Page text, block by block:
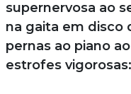
supernervosa ao
na gaita em disco
pernas ao piano
estrofes vigorosas: